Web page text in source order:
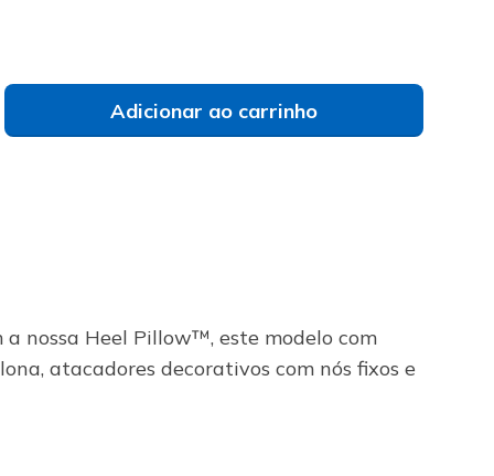
Adicionar ao carrinho
nossa Heel Pillow™, este modelo com
atacadores decorativos com nós fixos e